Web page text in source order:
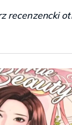
recenzencki